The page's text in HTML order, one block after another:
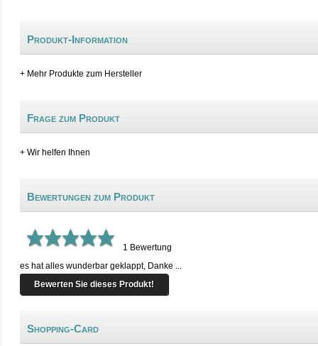
Produkt-Information
+ Mehr Produkte zum Hersteller
Frage zum Produkt
+ Wir helfen Ihnen
Bewertungen zum Produkt
1 Bewertung
es hat alles wunderbar geklappt, Danke ...
Bewerten Sie dieses Produkt!
Shopping-Card